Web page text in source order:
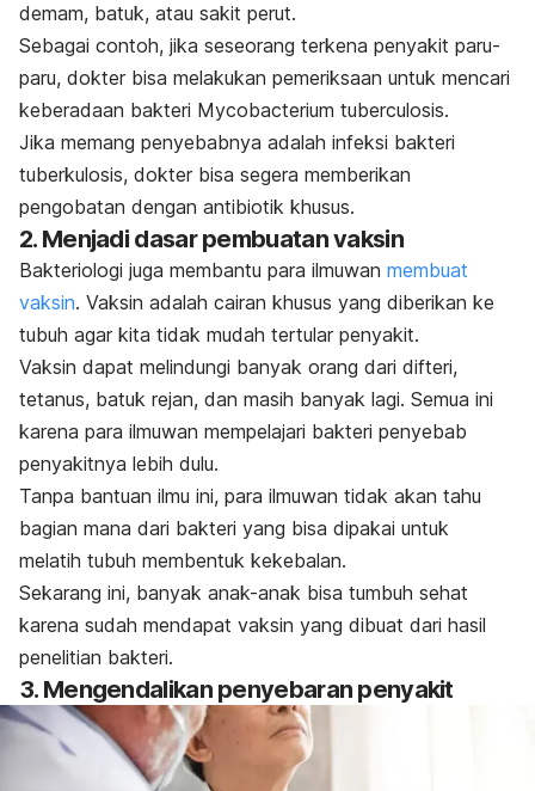
demam, batuk, atau sakit perut.
Sebagai contoh, jika seseorang terkena penyakit paru-
paru, dokter bisa melakukan pemeriksaan untuk mencari
keberadaan bakteri Mycobacterium tuberculosis.
Jika memang penyebabnya adalah infeksi bakteri
tuberkulosis, dokter bisa segera memberikan
pengobatan dengan antibiotik khusus.
2. Menjadi dasar pembuatan vaksin
Bakteriologi juga membantu para ilmuwan membuat
vaksin. Vaksin adalah cairan khusus yang diberikan ke
tubuh agar kita tidak mudah tertular penyakit.
Vaksin dapat melindungi banyak orang dari difteri,
tetanus, batuk rejan, dan masih banyak lagi. Semua ini
karena para ilmuwan mempelajari bakteri penyebab
penyakitnya lebih dulu.
Tanpa bantuan ilmu ini, para ilmuwan tidak akan tahu
bagian mana dari bakteri yang bisa dipakai untuk
melatih tubuh membentuk kekebalan.
Sekarang ini, banyak anak-anak bisa tumbuh sehat
karena sudah mendapat vaksin yang dibuat dari hasil
penelitian bakteri.
3. Mengendalikan penyebaran penyakit